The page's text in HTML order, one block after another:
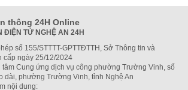
trường học
thông 24H Online
ĐIỆN TỬ NGHỆ AN 24H
số 155/STTTT-GPTTĐTTH, Sở Thông tin và
cấp ngày 25/12/2024
Cung ứng dịch vụ công phường Trường Vinh, số
dài, phường Trường Vinh, tỉnh Nghệ An
nội dung: